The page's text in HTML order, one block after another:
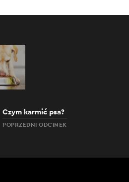
Czym karmić psa?
POPRZEDNI ODCINEK